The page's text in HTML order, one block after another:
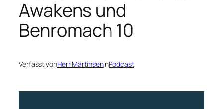
Awakens und
Benromach 10
Verfasst vonHerr MartinseninPodcast